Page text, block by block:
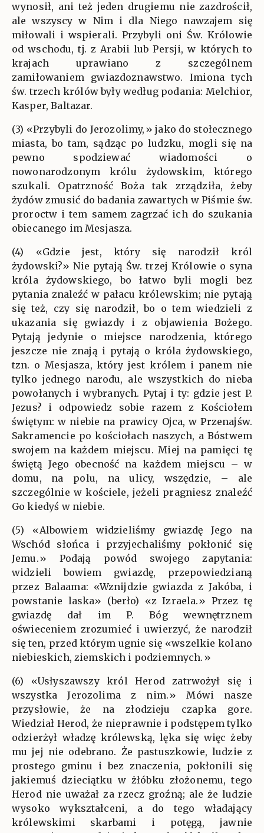
wynosił, ani też jeden drugiemu nie zazdrościł,
ale wszyscy w Nim i dla Niego nawzajem się
miłowali i wspierali. Przybyli oni Św. Królowie
od wschodu, tj. z Arabii lub Persji, w których to
krajach uprawiano z szczególnem
zamiłowaniem gwiazdoznawstwo. Imiona tych
św. trzech królów były według podania: Melchior,
Kasper, Baltazar.
(3) «Przybyli do Jerozolimy,» jako do stołecznego
miasta, bo tam, sądząc po ludzku, mogli się na
pewno spodziewać wiadomości o
nowonarodzonym królu żydowskim, którego
szukali. Opatrzność Boża tak zrządziła, żeby
żydów zmusić do badania zawartych w Piśmie św.
proroctw i tem samem zagrzać ich do szukania
obiecanego im Mesjasza.
(4) «Gdzie jest, który się narodził król
żydowski?» Nie pytają Św. trzej Królowie o syna
króla żydowskiego, bo łatwo byli mogli bez
pytania znaleźć w pałacu królewskim; nie pytają
się też, czy się narodził, bo o tem wiedzieli z
ukazania się gwiazdy i z objawienia Bożego.
Pytają jedynie o miejsce narodzenia, którego
jeszcze nie znają i pytają o króla żydowskiego,
tzn. o Mesjasza, który jest królem i panem nie
tylko jednego narodu, ale wszystkich do nieba
powołanych i wybranych. Pytaj i ty: gdzie jest P.
Jezus? i odpowiedz sobie razem z Kościołem
świętym: w niebie na prawicy Ojca, w Przenajśw.
Sakramencie po kościołach naszych, a Bóstwem
swojem na każdem miejscu. Miej na pamięci tę
świętą Jego obecność na każdem miejscu – w
domu, na polu, na ulicy, wszędzie, – ale
szczególnie w kościele, jeżeli pragniesz znaleźć
Go kiedyś w niebie.
(5) «Albowiem widzieliśmy gwiazdę Jego na
Wschód słońca i przyjechaliśmy pokłonić się
Jemu.» Podają powód swojego zapytania:
widzieli bowiem gwiazdę, przepowiedzianą
przez Balaama: «Wznijdzie gwiazda z Jakóba, i
powstanie laska» (berło) «z Izraela.» Przez tę
gwiazdę dał im P. Bóg wewnętrznem
oświeceniem zrozumieć i uwierzyć, że narodził
się ten, przed którym ugnie się «wszelkie kolano
niebieskich, ziemskich i podziemnych.»
(6) «Usłyszawszy król Herod zatrwożył się i
wszystka Jerozolima z nim.» Mówi nasze
przysłowie, że na złodzieju czapka gore.
Wiedział Herod, że nieprawnie i podstępem tylko
odzierżył władzę królewską, lęka się więc żeby
mu jej nie odebrano. Że pastuszkowie, ludzie z
prostego gminu i bez znaczenia, pokłonili się
jakiemuś dzieciątku w żłóbku złożonemu, tego
Herod nie uważał za rzecz groźną; ale że ludzie
wysoko wykształceni, a do tego władający
królewskimi skarbami i potęgą, jawnie